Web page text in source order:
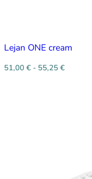
Lejan ONE cream
51,00 € - 55,25 €